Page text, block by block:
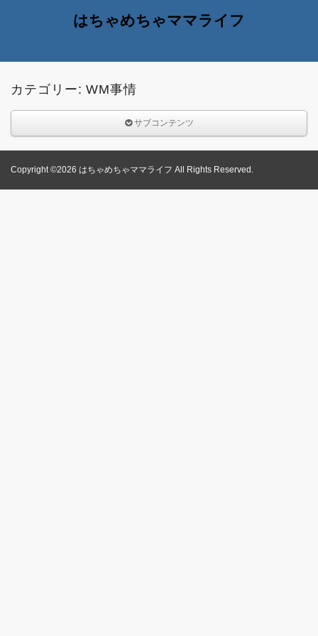
はちゃめちゃママライフ
カテゴリー: WM事情
サブコンテンツ
Copyright ©2026 はちゃめちゃママライフ All Rights Reserved.